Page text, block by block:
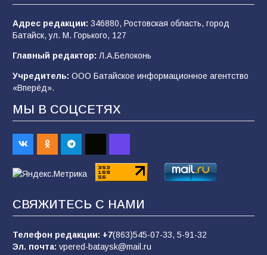
Батайским спортсменам вручили награды
В библиотеке имени М.Ю. Лермонтова
мероприятие для юных читателей «Читаем
сказку, рисуем в красках»
Командовал боем до последнего: герой
65 05.08.2026
Батайчане вышли в финал Всероссийского
Адрес редакции: 346880, Ростовская область, город
Батайск, ул. М. Горького, 127
Главный редактор: Л.А.Белоконь
Учредитель: ООО Батайское информационное агентство
«Вперёд».
МЫ В СОЦСЕТЯХ
СВЯЖИТЕСЬ С НАМИ
Телефон редакции: +7(863)545-07-33, 5-91-32
Эл. почта: vpered-bataysk@mail.ru